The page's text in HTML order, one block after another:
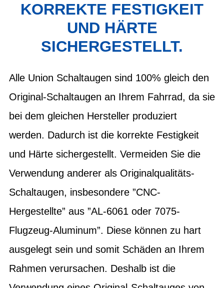
KORREKTE FESTIGKEIT
UND HÄRTE
SICHERGESTELLT.
Alle Union Schaltaugen sind 100% gleich den
Original-Schaltaugen an Ihrem Fahrrad, da sie
bei dem gleichen Hersteller produziert
werden. Dadurch ist die korrekte Festigkeit
und Härte sichergestellt. Vermeiden Sie die
Verwendung anderer als Originalqualitäts-
Schaltaugen, insbesondere ”CNC-
Hergestellte” aus ”AL-6061 oder 7075-
Flugzeug-Aluminum”. Diese können zu hart
ausgelegt sein und somit Schäden an Ihrem
Rahmen verursachen. Deshalb ist die